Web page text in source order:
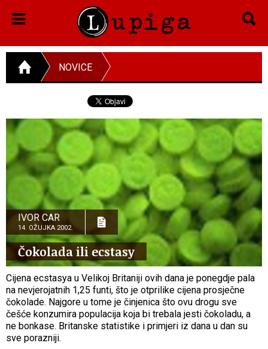
NOVICE
IVOR CAR
14. OŽUJKA 2002.
Čokolada ili ecstasy
Cijena ecstasya u Velikoj Britaniji ovih dana je ponegdje pala
na nevjerojatnih 1,25 funti, što je otprilike cijena prosječne
čokolade. Najgore u tome je činjenica što ovu drogu sve
češće konzumira populacija koja bi trebala jesti čokoladu, a
ne bonkase. Britanske statistike i primjeri iz dana u dan su
sve porazniji.